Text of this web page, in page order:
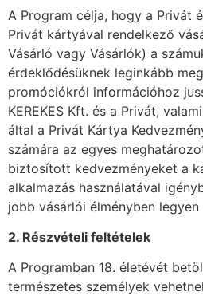
A Program célja, hogy a Privát
Privát kártyával rendelkező
Vásárló vagy Vásárlók) a
érdeklődésüknek leginkább
promóciókról információhoz
KEREKES Kft. és a Privát,
által a Privát Kártya
számára az egyes
biztosított kedvezményeket a
alkalmazás használatával
jobb vásárlói élményben legyen
2. Részvételi feltételek
A Programban 18. életévét
természetes személyek